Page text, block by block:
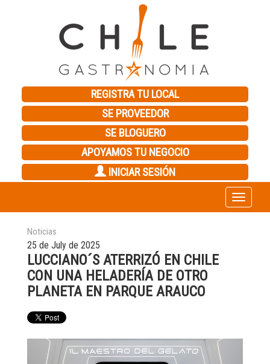
REGISTRA TU LOCAL
SE PROVEEDOR
SE BLOGUERO
APOYAMOS TU NEGOCIO
INICIAR SESIÓN
Toggle
navigation
Noticias
25 de July de 2025
LUCCIANO´S ATERRIZÓ EN CHILE
CON UNA HELADERÍA DE OTRO
PLANETA EN PARQUE ARAUCO
Previous